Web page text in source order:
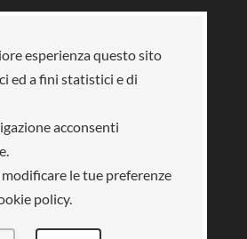
Chi siamo
Lavora con noi
Gestione cookies
esperienza questo sito
ed a fini statistici e di
acconsenti
le tue preferenze
policy.